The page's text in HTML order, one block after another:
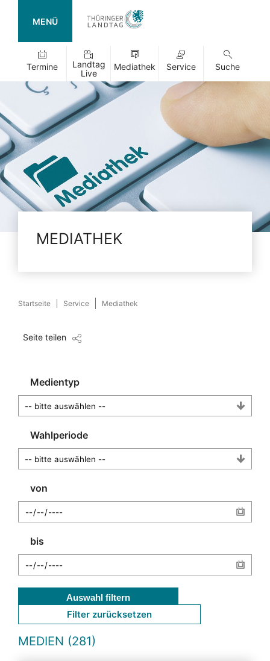
MENÜ
Termine
Landtag
Live
Mediathek Service Suche
MEDIATHEK
Startseite Service Mediathek
Seite teilen
Medientyp
Wahlperiode
von
bis
Auswahl filtern
Filter zurücksetzen
MEDIEN (281)